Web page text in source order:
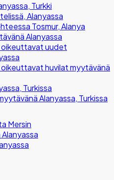
Turkki
Alanyassa
Tosmur, Alanya
Alanyassa
oikeuttavat uudet
oikeuttavat huvilat myytävänä
Turkissa
Alanyassa, Turkissa
Mersin